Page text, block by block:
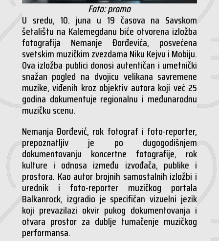
Foto: promo
U sredu, 10. juna u 19 časova na Savskom
šetalištu na Kalemegdanu biće otvorena izložba
fotografija Nemanje Đorđevića, posvećena
svetskim muzičkim zvezdama Niku Kejvu i Mobiju.
Ova izložba publici donosi autentičan i umetnički
snažan pogled na dvojicu velikana savremene
muzike, viđenih kroz objektiv autora koji već 25
godina dokumentuje regionalnu i međunarodnu
muzičku scenu.
Nemanja Đorđević, rok fotograf i foto-reporter,
prepoznatljiv je po dugogodišnjem
dokumentovanju koncertne fotografije, rok
kulture i odnosa između izvođača, publike i
prostora. Kao autor brojnih samostalnih izložbi i
urednik i foto-reporter muzičkog portala
Balkanrock, izgradio je specifičan vizuelni jezik
koji prevazilazi okvir pukog dokumentovanja i
otvara prostor za dublje tumačenje muzičkog
performansa.